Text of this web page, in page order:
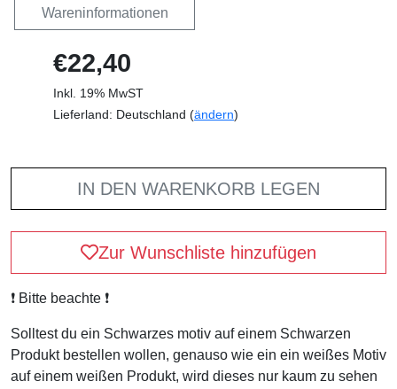
Wareninformationen
€22,40
Inkl. 19% MwST
Lieferland: Deutschland (ändern)
IN DEN WARENKORB LEGEN
Zur Wunschliste hinzufügen
❗️ Bitte beachte ❗️
Solltest du ein Schwarzes motiv auf einem Schwarzen
Produkt bestellen wollen, genauso wie ein ein weißes Motiv
auf einem weißen Produkt, wird dieses nur kaum zu sehen